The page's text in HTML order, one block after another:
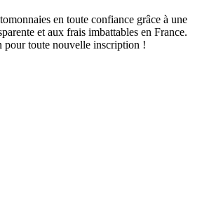
en toute confiance grâce à une
et aux frais imbattables en France.
pour toute nouvelle inscription !